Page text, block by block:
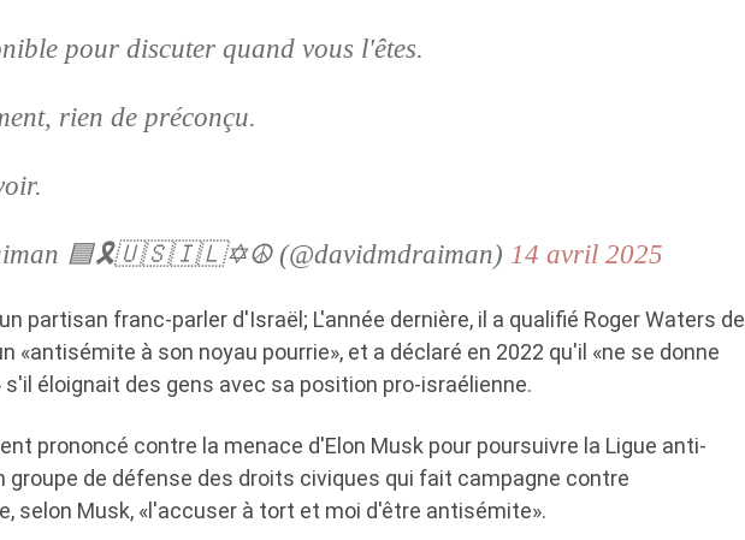
pour discuter quand vous l'êtes.
rien de préconçu.
🟦🎗️🇺🇸🇮🇱✡️☮️ (@davidmdraiman) 14 avril 2025
partisan franc-parler d'Israël; L'année dernière, il a qualifié Roger Waters de
«antisémite à son noyau pourrie», et a déclaré en 2022 qu'il «ne se donne
s'il éloignait des gens avec sa position pro-israélienne.
prononcé contre la menace d'Elon Musk pour poursuivre la Ligue anti-
groupe de défense des droits civiques qui fait campagne contre
selon Musk, «l'accuser à tort et moi d'être antisémite».